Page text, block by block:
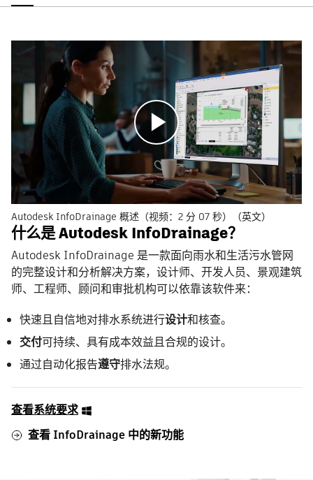
什么是 Autodesk InfoDrainage？
Autodesk InfoDrainage 是一款面向雨水和生活污水管网
的完整设计和分析解决方案，设计师、开发人员、景观建筑
师、工程师、顾问和审批机构可以依靠该软件来：
快速且自信地对排水系统进行设计和核查。
交付可持续、具有成本效益且合规的设计。
通过自动化报告遵守排水法规。
查看系统要求
查看 InfoDrainage 中的新功能
播
放
Autodesk InfoDrainage 概述（视频：2 分 07 秒）（英文）